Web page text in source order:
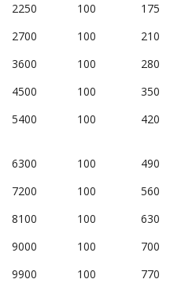
2250 100 175
2700 100 210
3600 100 280
4500 100 350
5400 100 420
6300 100 490
7200 100 560
8100 100 630
9000 100 700
9900 100 770